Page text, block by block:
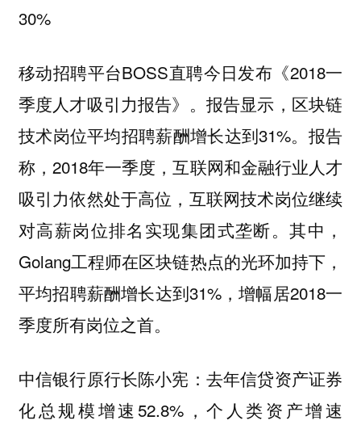
30%
移动招聘平台BOSS直聘今日发布《2018一
季度人才吸引力报告》。报告显示，区块链
技术岗位平均招聘薪酬增长达到31%。 报告
称，2018年一季度，互联网和金融行业人才
吸引力依然处于高位，互联网技术岗位继续
对高薪岗位排名实现集团式垄断。其中，
Golang工程师在区块链热点的光环加持下，
平均招聘薪酬增长达到31%，增幅居2018一
季度所有岗位之首。
中信银行原行长陈小宪：去年信贷资产证券
化总规模增速52.8%，个人类资产增速